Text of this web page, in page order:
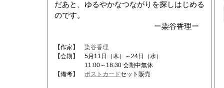
だあと、ゆるやかなつながりを探しはじめる
のです。
ー染谷香理ー
【作家】 染谷香理
【会期】 5月11日（木）～24日（水）
11:00～18:30 会期中無休
【備考】 ポストカードセット販売